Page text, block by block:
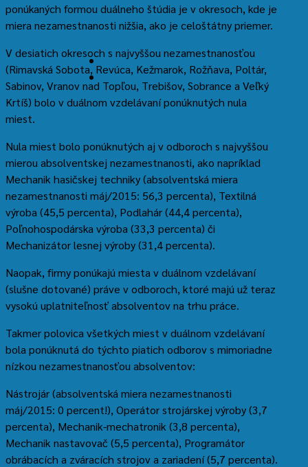
Späť
nahor
↑
ponúkaných formou duálneho štúdia je v okresoch, kde je
miera nezamestnanosti nižšia, ako je celoštátny priemer.
V desiatich okresoch s najvyššou nezamestnanosťou
(Rimavská Sobota, Revúca, Kežmarok, Rožňava, Poltár,
Sabinov, Vranov nad Topľou, Trebišov, Sobrance a Veľký
Krtíš) bolo v duálnom vzdelávaní ponúknutých nula
miest.
Nula miest bolo ponúknutých aj v odboroch s najvyššou
mierou absolventskej nezamestnanosti, ako napríklad
Mechanik hasičskej techniky (absolventská miera
nezamestnanosti máj/2015: 56,3 percenta), Textilná
výroba (45,5 percenta), Podlahár (44,4 percenta),
Poľnohospodárska výroba (33,3 percenta) či
Mechanizátor lesnej výroby (31,4 percenta).
Naopak, firmy ponúkajú miesta v duálnom vzdelávaní
(slušne dotované) práve v odboroch, ktoré majú už teraz
vysokú uplatniteľnosť absolventov na trhu práce.
Takmer polovica všetkých miest v duálnom vzdelávaní
bola ponúknutá do týchto piatich odborov s mimoriadne
nízkou nezamestnanosťou absolventov:
Nástrojár (absolventská miera nezamestnanosti
máj/2015: 0 percent!), Operátor strojárskej výroby (3,7
percenta), Mechanik-mechatronik (3,8 percenta),
Mechanik nastavovač (5,5 percenta), Programátor
obrábacích a zváracích strojov a zariadení (5,7 percenta).